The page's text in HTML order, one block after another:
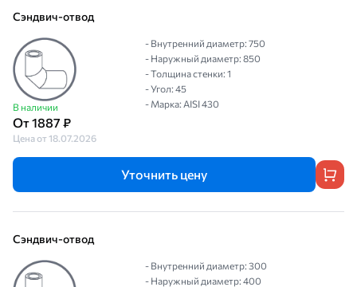
Сэндвич-отвод
В наличии
От 1887 ₽
Цена от 18.07.2026
- Внутренний диаметр: 750
- Наружный диаметр: 850
- Толщина стенки: 1
- Угол: 45
- Марка: AISI 430
Уточнить цену
Сэндвич-отвод
- Внутренний диаметр: 300
- Наружный диаметр: 400